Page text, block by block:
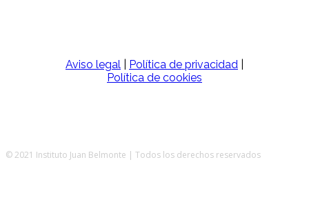
Aviso legal Política de privacidad
Política de cookies
© 2021 Instituto Juan Belmonte | Todos los derechos reservados